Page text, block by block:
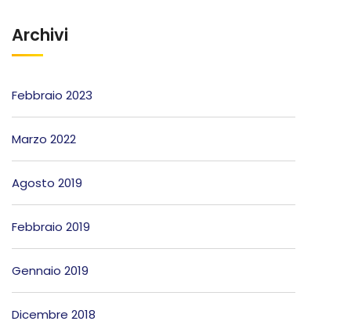
Archivi
Febbraio 2023
Marzo 2022
Agosto 2019
Febbraio 2019
Gennaio 2019
Dicembre 2018